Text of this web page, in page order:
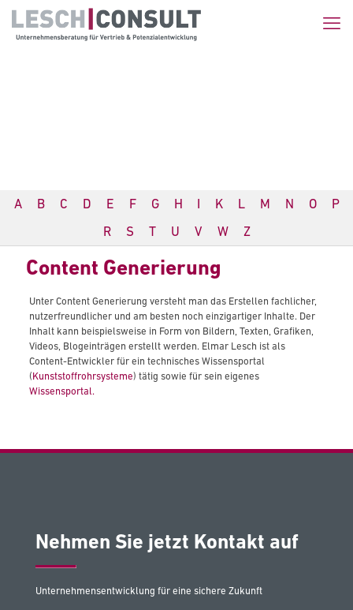
A B C D E F G H I K L M N O
P
R
S T U V W Z
Content Generierung
Unter Content Generierung versteht man das Erstellen fachlicher,
nutzerfreundlicher und am besten noch einzigartiger Inhalte. Der
Inhalt kann beispielsweise in Form von Bildern, Texten, Grafiken,
Videos, Blogeinträgen erstellt werden. Elmar Lesch ist als
Content-Entwickler für ein technisches Wissensportal
(Kunststoffrohrsysteme) tätig sowie für sein eigenes
Wissensportal.
Nehmen Sie jetzt Kontakt auf
Unternehmensentwicklung für eine sichere Zukunft